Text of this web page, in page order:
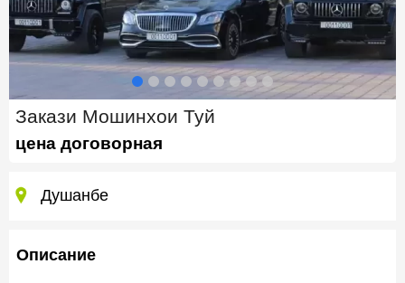
Закази Мошинхои Туй
цена договорная
Душанбе
Описание